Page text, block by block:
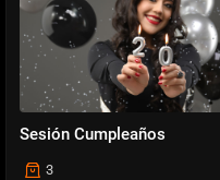
Sesión Cumpleaños
3